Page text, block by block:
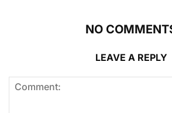
NO
LEAVE A REPLY